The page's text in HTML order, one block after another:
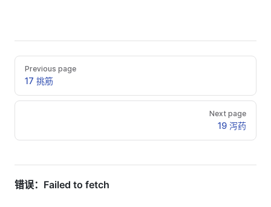
Previous page
17 挑筋
Next page
19 泻药